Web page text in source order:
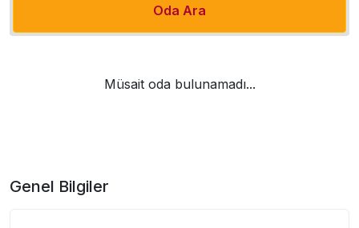
Oda Ara
Müsait oda bulunamadı...
Genel Bilgiler